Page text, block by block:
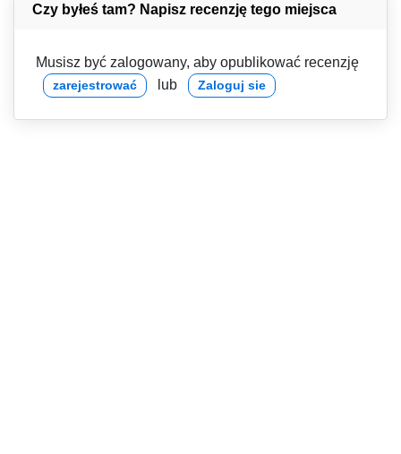
Czy byłeś tam? Napisz recenzję tego miejsca
Musisz być zalogowany, aby opublikować recenzję
zarejestrować lub Zaloguj sie